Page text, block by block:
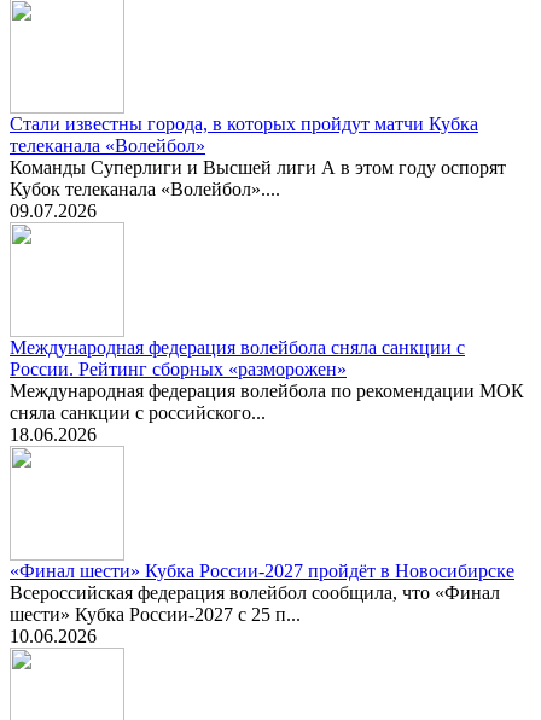
Стали известны города, в которых пройдут матчи Кубка
телеканала «Волейбол»
Команды Суперлиги и Высшей лиги А в этом году оспорят
Кубок телеканала «Волейбол»....
09.07.2026
Международная федерация волейбола сняла санкции с
России. Рейтинг сборных «разморожен»
Международная федерация волейбола по рекомендации МОК
сняла санкции с российского...
18.06.2026
«Финал шести» Кубка России-2027 пройдёт в Новосибирске
Всероссийская федерация волейбол сообщила, что «Финал
шести» Кубка России-2027 с 25 п...
10.06.2026